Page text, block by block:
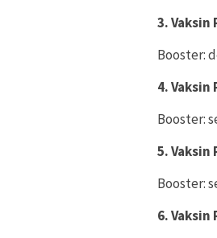
3.
Booster:
4.
Booster:
5. Vaksin
Booster:
6.